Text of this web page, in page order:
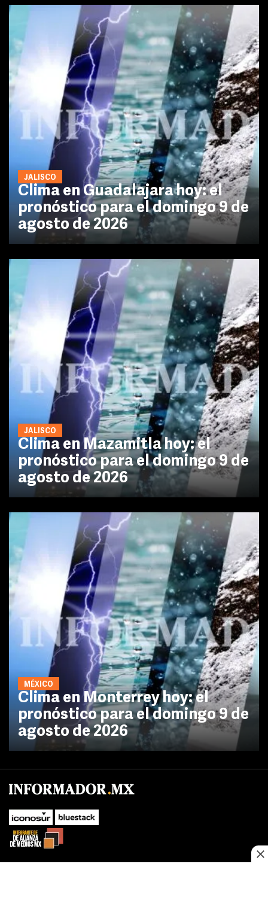
JALISCO
Clima en Guadalajara hoy: el
pronóstico para el domingo 9 de
agosto de 2026
JALISCO
Clima en Mazamitla hoy: el
pronóstico para el domingo 9 de
agosto de 2026
MÉXICO
Clima en Monterrey hoy: el
pronóstico para el domingo 9 de
agosto de 2026